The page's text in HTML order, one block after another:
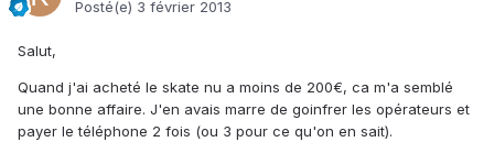
Posté(e) 3 février 2013
Salut,
Quand j'ai acheté le skate nu a moins de 200€, ca m'a semblé
une bonne affaire. J'en avais marre de goinfrer les opérateurs et
payer le téléphone 2 fois (ou 3 pour ce qu'on en sait).